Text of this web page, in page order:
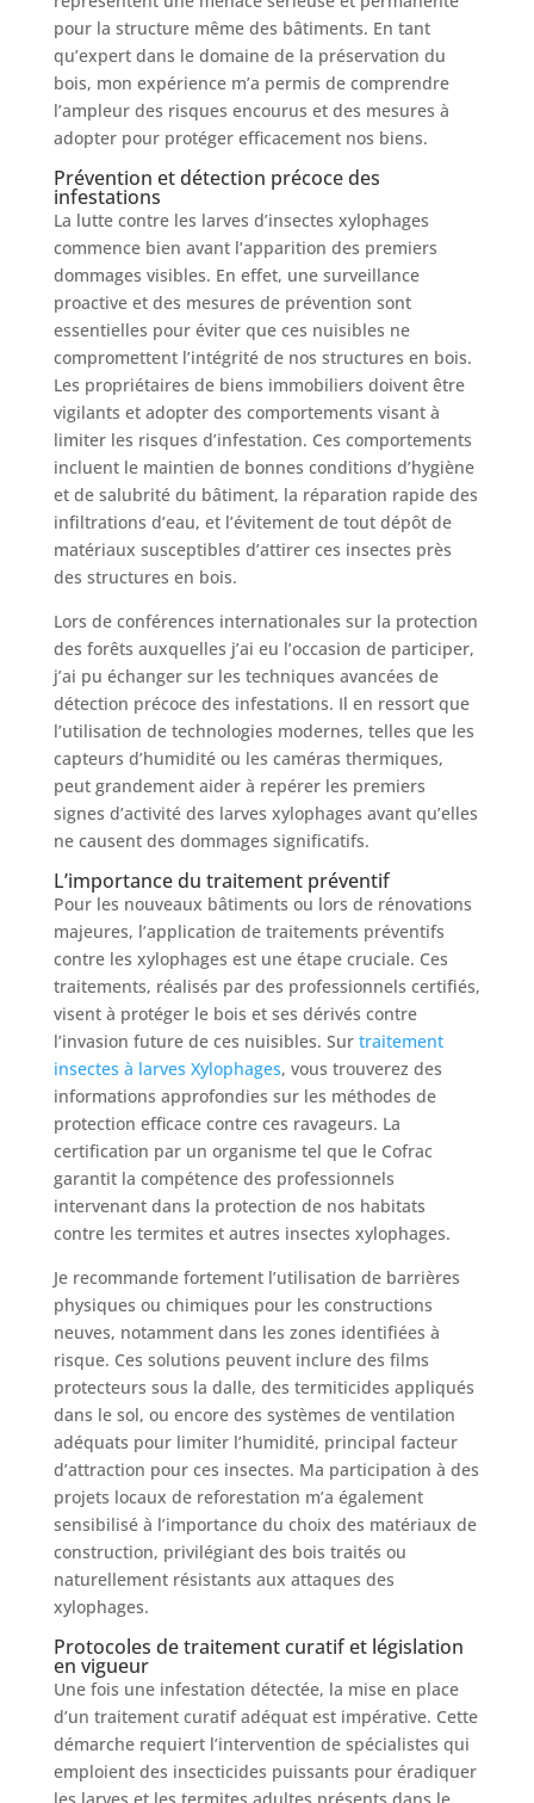
pour la structure même des bâtiments. En tant
qu’expert dans le domaine de la préservation du
bois, mon expérience m’a permis de comprendre
l’ampleur des risques encourus et des mesures à
adopter pour protéger efficacement nos biens.
Prévention et détection précoce des
infestations
La lutte contre les larves d’insectes xylophages
commence bien avant l’apparition des premiers
dommages visibles. En effet, une surveillance
proactive et des mesures de prévention sont
essentielles pour éviter que ces nuisibles ne
compromettent l’intégrité de nos structures en bois.
Les propriétaires de biens immobiliers doivent être
vigilants et adopter des comportements visant à
limiter les risques d’infestation. Ces comportements
incluent le maintien de bonnes conditions d’hygiène
et de salubrité du bâtiment, la réparation rapide des
infiltrations d’eau, et l’évitement de tout dépôt de
matériaux susceptibles d’attirer ces insectes près
des structures en bois.
Lors de conférences internationales sur la protection
des forêts auxquelles j’ai eu l’occasion de participer,
j’ai pu échanger sur les techniques avancées de
détection précoce des infestations. Il en ressort que
l’utilisation de technologies modernes, telles que les
capteurs d’humidité ou les caméras thermiques,
peut grandement aider à repérer les premiers
signes d’activité des larves xylophages avant qu’elles
ne causent des dommages significatifs.
L’importance du traitement préventif
Pour les nouveaux bâtiments ou lors de rénovations
majeures, l’application de traitements préventifs
contre les xylophages est une étape cruciale. Ces
traitements, réalisés par des professionnels certifiés,
visent à protéger le bois et ses dérivés contre
l’invasion future de ces nuisibles. Sur traitement
insectes à larves Xylophages, vous trouverez des
informations approfondies sur les méthodes de
protection efficace contre ces ravageurs. La
certification par un organisme tel que le Cofrac
garantit la compétence des professionnels
intervenant dans la protection de nos habitats
contre les termites et autres insectes xylophages.
Je recommande fortement l’utilisation de barrières
physiques ou chimiques pour les constructions
neuves, notamment dans les zones identifiées à
risque. Ces solutions peuvent inclure des films
protecteurs sous la dalle, des termiticides appliqués
dans le sol, ou encore des systèmes de ventilation
adéquats pour limiter l’humidité, principal facteur
d’attraction pour ces insectes. Ma participation à des
projets locaux de reforestation m’a également
sensibilisé à l’importance du choix des matériaux de
construction, privilégiant des bois traités ou
naturellement résistants aux attaques des
xylophages.
Protocoles de traitement curatif et législation
en vigueur
Une fois une infestation détectée, la mise en place
d’un traitement curatif adéquat est impérative. Cette
démarche requiert l’intervention de spécialistes qui
emploient des insecticides puissants pour éradiquer